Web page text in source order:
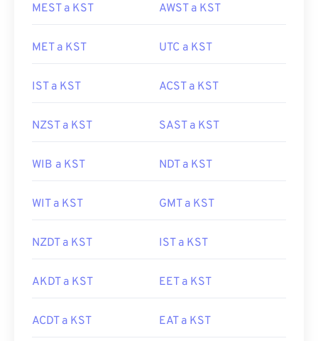
MEST a KST AWST a KST
MET a KST UTC a KST
IST a KST ACST a KST
NZST a KST SAST a KST
WIB a KST NDT a KST
WIT a KST GMT a KST
NZDT a KST IST a KST
AKDT a KST EET a KST
ACDT a KST EAT a KST